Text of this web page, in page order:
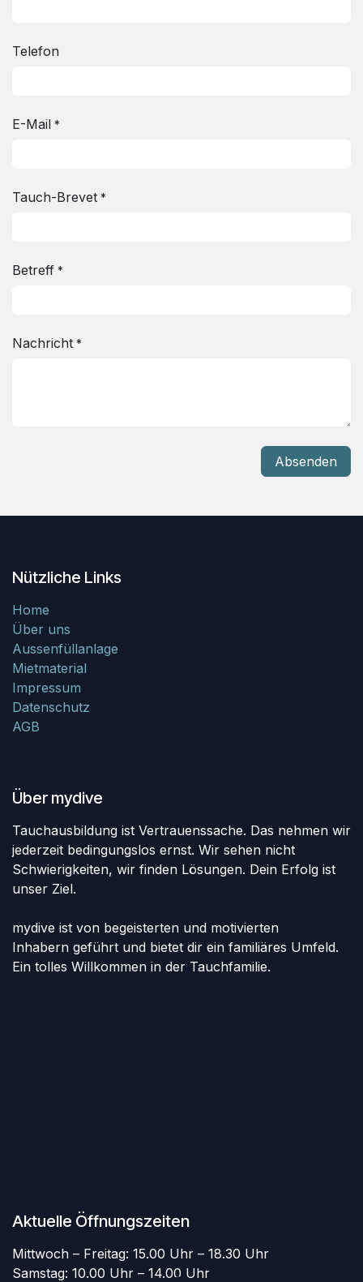
Telefon
E-Mail *
Tauch-Brevet *
Betreff *
Nachricht *
Absenden
Nützliche Links
Home
Über uns
Aussenfüllanlage
Mietmaterial
Impressum
Datenschutz
AGB
Über mydive
Tauchausbildung ist Vertrauenssache. Das nehmen wir
jederzeit bedingungslos ernst. Wir sehen nicht
Schwierigkeiten, wir finden Lösungen. Dein Erfolg ist
unser Ziel.
mydive ist von begeisterten und motivierten
Inhabern geführt und bietet dir ein familiäres Umfeld.
Ein tolles Willkommen in der Tauchfamilie.
Aktuelle Öffnungszeiten
Mittwoch – Freitag: 15.00 Uhr – 18.30 Uhr
Samstag: 10.00 Uhr – 14.00 Uhr